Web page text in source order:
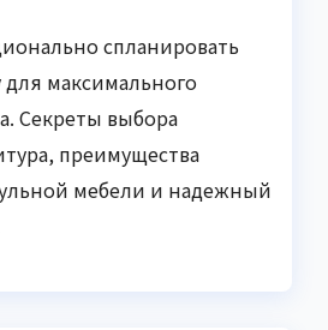
спланировать
максимального
Секреты выбора
преимущества
мебели и надежный